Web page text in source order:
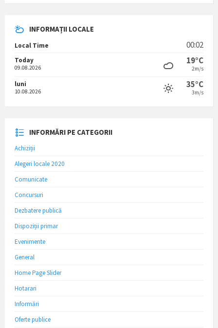
INFORMAȚII LOCALE
Local Time 00:02
Today
09.08.2026
19°C
2m/s
luni
10.08.2026
35°C
3m/s
INFORMĂRI PE CATEGORII
Achiziții
Alegeri locale 2020
Comunicate
Concursuri
Dezbatere publică
Dispoziții primar
Evenimente
General
Home Page Slider
Hotarari
Informări
Oferte publice